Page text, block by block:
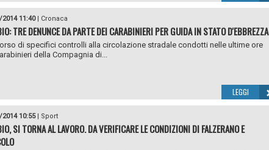
11:40| Cronaca
TRE DENUNCE DA PARTE DEI CARABINIERI PER GUIDA IN STATO D'EBBREZZA
di specifici controlli alla circolazione stradale condotti nelle ultime ore
della Compagnia di...
LEGGI
10:55| Sport
SI TORNA AL LAVORO. DA VERIFICARE LE CONDIZIONI DI FALZERANO E